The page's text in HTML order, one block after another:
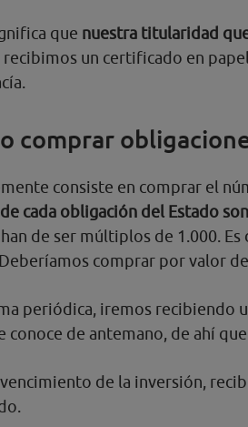
que nuestra titularidad
recibimos un certificado en
comprar
consiste en comprar el
cada obligación del Estado
de ser múltiplos de 1.000.
comprar por valor de
periódica, iremos recibiendo
conoce de antemano, de ahí
vencimiento de la inversión,